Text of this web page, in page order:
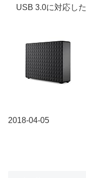
USB 3.0に対応した
2018-04-05